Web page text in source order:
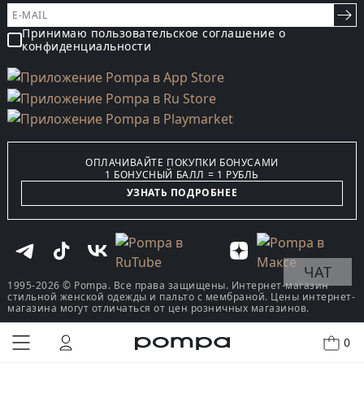
0
КУПИТЬ В ОДИН КЛИК
Принимаю пользовательское соглашение о
конфиденциальности
ОПЛАЧИВАЙТЕ ПОКУПКИ БОНУСАМИ
1 БОНУСНЫЙ БАЛЛ = 1 РУБЛЬ
УЗНАТЬ ПОДРОБНЕЕ
1995-2026 © Pompa. Все права защищены. Интернет-магазин
стильной женской одежды и пальто с мембраной. Цены интернет-
магазина могут отличаться от цен розничных магазинов.
ЧАТ